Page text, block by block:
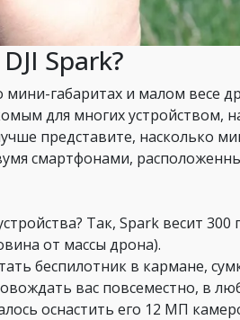
Spark?
мини-габаритах и малом весе
для многих устройством,
представите, насколько
смартфонами,
Так, Spark весит
от массы дрона).
беспилотник в кармане,
вас повсеместно, в
оснастить его 12 МП